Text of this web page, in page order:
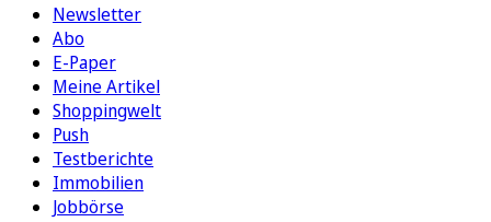
Newsletter
Abo
E-Paper
Meine Artikel
Shoppingwelt
Push
Testberichte
Immobilien
Jobbörse